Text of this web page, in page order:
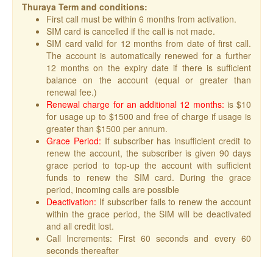
Thuraya Term and conditions:
First call must be within 6 months from activation.
SIM card is cancelled if the call is not made.
SIM card valid for 12 months from date of first call.
The account is automatically renewed for a further
12 months on the expiry date if there is sufficient
balance on the account (equal or greater than
renewal fee.)
Renewal charge for an additional 12 months: is $10
for usage up to $1500 and free of charge if usage is
greater than $1500 per annum.
Grace Period: If subscriber has insufficient credit to
renew the account, the subscriber is given 90 days
grace period to top-up the account with sufficient
funds to renew the SIM card. During the grace
period, incoming calls are possible
Deactivation: If subscriber fails to renew the account
within the grace period, the SIM will be deactivated
and all credit lost.
Call Increments: First 60 seconds and every 60
seconds thereafter